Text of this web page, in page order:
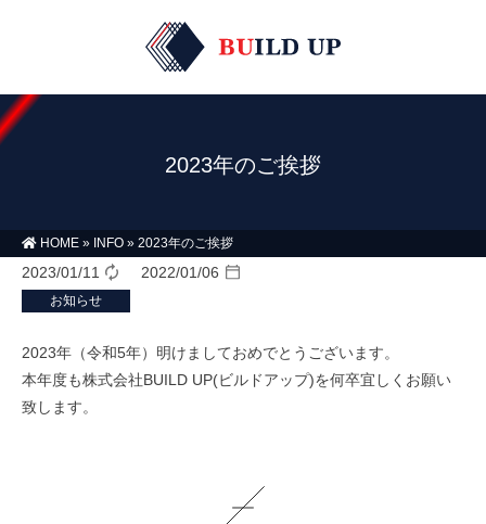
2023年のご挨拶
HOME » INFO » 2023年のご挨拶
2023/01/11 2022/01/06
お知らせ
2023年（令和5年）明けましておめでとうございます。
本年度も株式会社BUILD UP(ビルドアップ)を何卒宜しくお願い
致します。